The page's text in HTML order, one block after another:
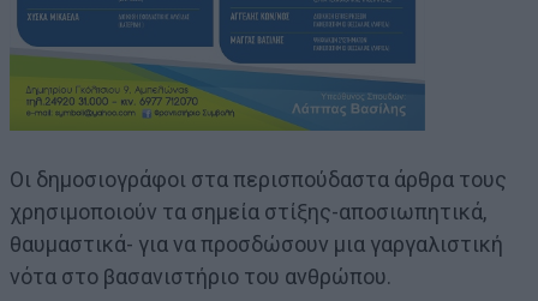
Οι δημοσιογράφοι στα περισπούδαστα άρθρα τους
χρησιμοποιούν τα σημεία στίξης-αποσιωπητικά,
θαυμαστικά- για να προσδώσουν μια γαργαλιστική
νότα στο βασανιστήριο του ανθρώπου.